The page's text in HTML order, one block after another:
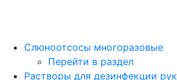
Слюноотсосы многоразовые
Перейти в раздел
Растворы для дезинфекции рук